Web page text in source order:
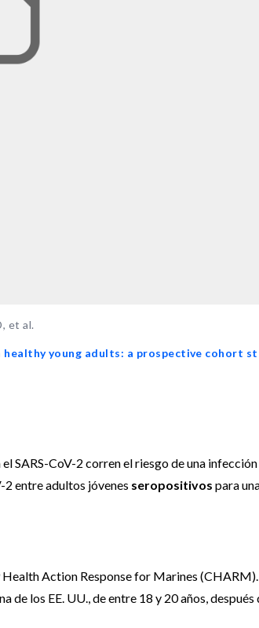
et al.
young adults: a prospective cohort
SARS-CoV-2 corren el riesgo de una infección
entre adultos jóvenes seropositivos para
Action Response for Marines (CHARM).
los EE. UU., de entre 18 y 20 años, después